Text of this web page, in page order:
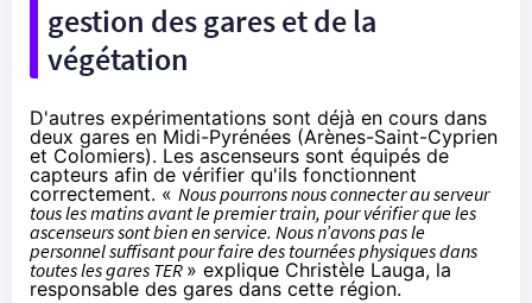
gestion des gares et de la
végétation
D'autres expérimentations sont déjà en cours dans
deux gares en Midi-Pyrénées (Arènes-Saint-Cyprien
et Colomiers). Les ascenseurs sont équipés de
capteurs afin de vérifier qu'ils fonctionnent
correctement. « Nous pourrons nous connecter au serveur
tous les matins avant le premier train, pour vérifier que les
ascenseurs sont bien en service. Nous n’avons pas le
personnel suffisant pour faire des tournées physiques dans
toutes les gares TER » explique Christèle Lauga, la
responsable des gares dans cette région.